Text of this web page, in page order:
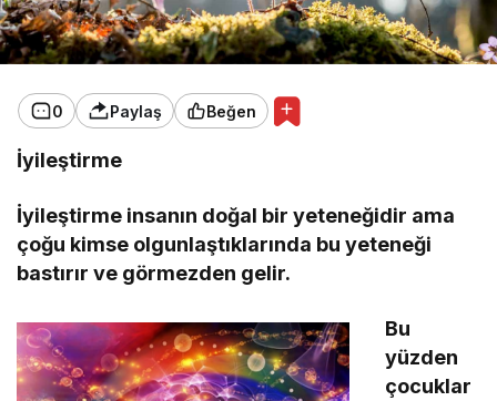
0 Paylaş Beğen
İyileştirme
İyileştirme insanın doğal bir yeteneğidir ama
çoğu kimse olgunlaştıklarında bu yeteneği
bastırır ve görmezden gelir.
Bu
yüzden
çocuklar